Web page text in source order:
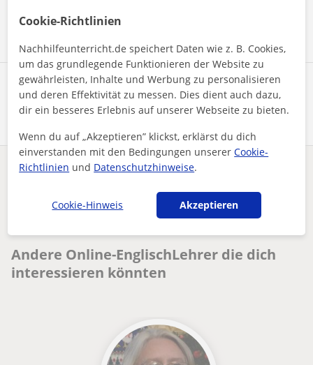
Profil teilen
Nachricht senden
Enthält dieses Profil einen Fehler?
Nachhilfeunterricht Online
Expert English Tutoring for All Ages Learn with Ease
Andere Online-EnglischLehrer die dich
interessieren könnten
Cookie-Richtlinien
Nachhilfeunterricht.de speichert Daten wie z. B. Cookies,
um das grundlegende Funktionieren der Website zu
gewährleisten, Inhalte und Werbung zu personalisieren
und deren Effektivität zu messen. Dies dient auch dazu,
dir ein besseres Erlebnis auf unserer Webseite zu bieten.
Wenn du auf „Akzeptieren” klickst, erklärst du dich
einverstanden mit den Bedingungen unsererCookie-
Richtlinien und Datenschutzhinweise.
Cookie-Hinweis Akzeptieren